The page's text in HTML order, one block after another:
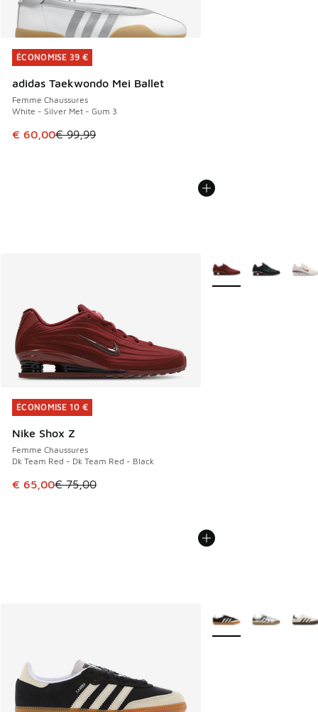
ÉCONOMISE 39 €
adidas Taekwondo Mei Ballet
Femme Chaussures
White - Silver Met - Gum 3
Cet article est en promotion. Prix en baisse de € 99,99 à
€ 60,00€ 99,99
ÉCONOMISE 39 €
ÉCONOMISE 10 €
Nike Shox Z
Femme Chaussures
Dk Team Red - Dk Team Red - Black
Cet article est en promotion. Prix en baisse de € 75,00 à
€ 65,00€ 75,00
ÉCONOMISE 10 €
Plus de couleurs
Plus de couleurs